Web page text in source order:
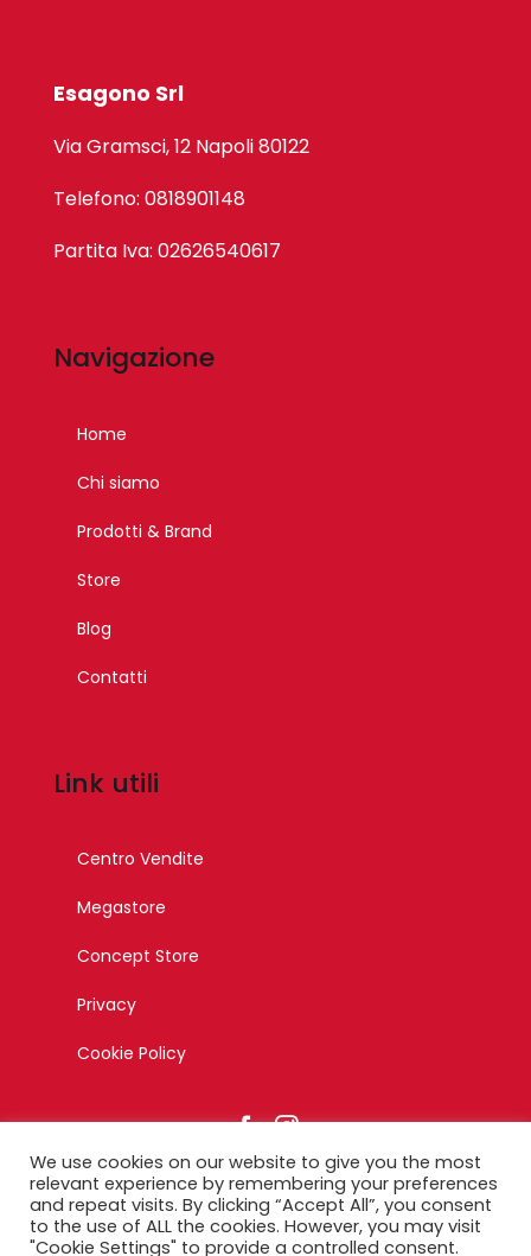
Esagono Srl
Via Gramsci, 12 Napoli 80122
Telefono: 0818901148
Partita Iva: 02626540617
Navigazione
Home
Chi siamo
Prodotti & Brand
Store
Blog
Contatti
Link utili
Centro Vendite
Megastore
Concept Store
Privacy
Cookie Policy
© Copyright 2023 – Esagono Srl – Tutti i diritti riservati –
We use cookies on our website to give you the most
relevant experience by remembering your preferences
and repeat visits. By clicking “Accept All”, you consent
to the use of ALL the cookies. However, you may visit
"Cookie Settings" to provide a controlled consent.